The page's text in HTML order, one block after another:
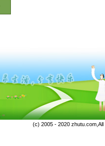
(c) 2005 - 2020